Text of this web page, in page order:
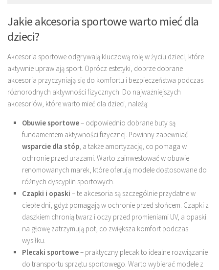
Jakie akcesoria sportowe warto mieć dla
dzieci?
Akcesoria sportowe odgrywają kluczową rolę w życiu dzieci, które
aktywnie uprawiają sport. Oprócz estetyki, dobrze dobrane
akcesoria przyczyniają się do komfortu i bezpieczeństwa podczas
różnorodnych aktywności fizycznych. Do najważniejszych
akcesoriów, które warto mieć dla dzieci, należą:
Obuwie sportowe– odpowiednio dobrane buty są
fundamentem aktywności fizycznej. Powinny zapewniać
wsparcie dla stóp, a także amortyzację, co pomaga w
ochronie przed urazami. Warto zainwestować w obuwie
renomowanych marek, które oferują modele dostosowane do
różnych dyscyplin sportowych.
Czapki i opaski – te akcesoria są szczególnie przydatne w
ciepłe dni, gdyż pomagają w ochronie przed słońcem. Czapki z
daszkiem chronią twarz i oczy przed promieniami UV, a opaski
na głowę zatrzymują pot, co zwiększa komfort podczas
wysiłku.
Plecaki sportowe– praktyczny plecak to idealne rozwiązanie
do transportu sprzętu sportowego. Warto wybierać modele z